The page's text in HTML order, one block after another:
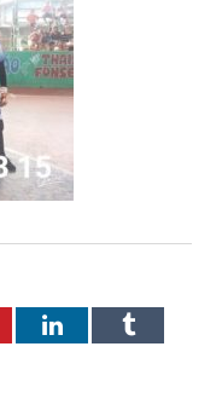
LinkedInTumblr